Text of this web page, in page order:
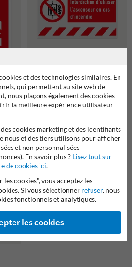
Interdiction d'utiliser
l'ascenseur en cas d'incendie
et des technologies similaires. En
qui permettent au site web de
nous plaçons également des cookies
la meilleure expérience utilisateur
cookies marketing et des identifiants
nous et des tiers utilisons pour afficher
et non personnalisées
En savoir plus ? Lisez tout sur
de cookies ici.
cookies", vous acceptez les
Si vous sélectionner refuser, nous
fonctionnels et analytiques.
les cookies